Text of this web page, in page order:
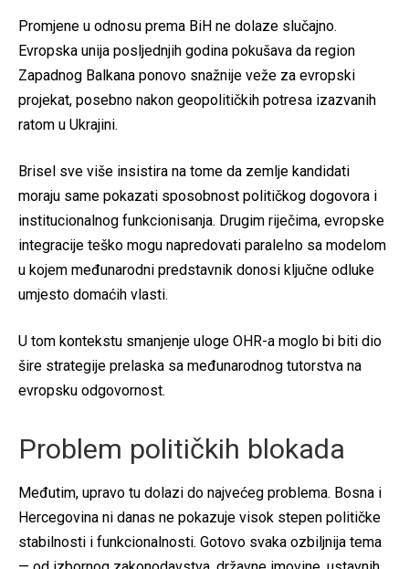
Promjene u odnosu prema BiH ne dolaze slučajno.
Evropska unija posljednjih godina pokušava da region
Zapadnog Balkana ponovo snažnije veže za evropski
projekat, posebno nakon geopolitičkih potresa izazvanih
ratom u Ukrajini.
Brisel sve više insistira na tome da zemlje kandidati
moraju same pokazati sposobnost političkog dogovora i
institucionalnog funkcionisanja. Drugim riječima, evropske
integracije teško mogu napredovati paralelno sa modelom
u kojem međunarodni predstavnik donosi ključne odluke
umjesto domaćih vlasti.
U tom kontekstu smanjenje uloge OHR-a moglo bi biti dio
šire strategije prelaska sa međunarodnog tutorstva na
evropsku odgovornost.
Problem političkih blokada
Međutim, upravo tu dolazi do najvećeg problema. Bosna i
Hercegovina ni danas ne pokazuje visok stepen političke
stabilnosti i funkcionalnosti. Gotovo svaka ozbiljnija tema